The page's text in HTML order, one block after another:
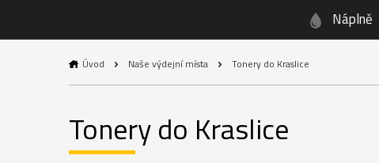
Náplně
Úvod Naše výdejní místa Tonery do Kraslice
Tonery do Kraslice